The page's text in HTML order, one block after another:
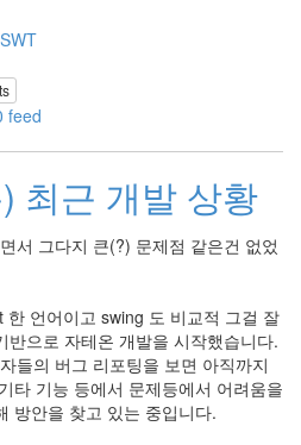
SWT
feed
최근 개발 상황
서 그다지 큰(?) 문제점 같은건 없었
언어이고 swing 도 비교적 그걸 잘
반으로 자테온 개발을 시작했습니다.
들의 버그 리포팅을 보면 아직까지
타 기능 등에서 문제등에서 어려움을
방안을 찾고 있는 중입니다.